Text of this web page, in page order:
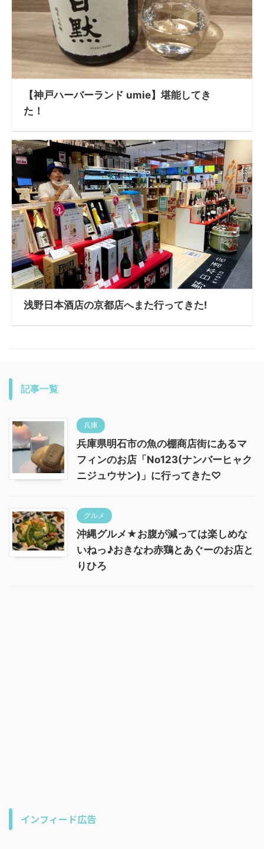
【神戸ハーバーランド umie】堪能してき
た！
浅野日本酒店の京都店へまた行ってきた!
記事一覧
兵庫
兵庫県明石市の魚の棚商店街にあるマ
フィンのお店「No123(ナンバーヒャク
ニジュウサン)」に行ってきた♡
グルメ
沖縄グルメ★お腹が減っては楽しめな
いねっ♪おきなわ赤鶏とあぐーのお店と
りひろ
インフィード広告